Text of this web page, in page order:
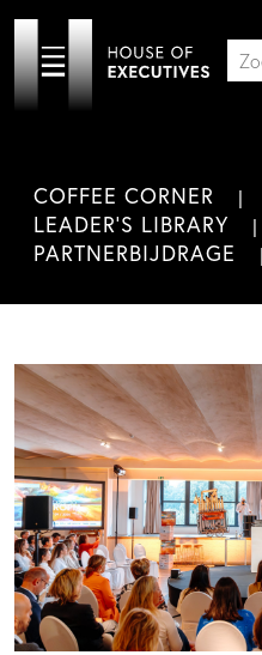
COFFEE CORNER
LEADER'S LIBRARY
PARTNERBIJDRAGE